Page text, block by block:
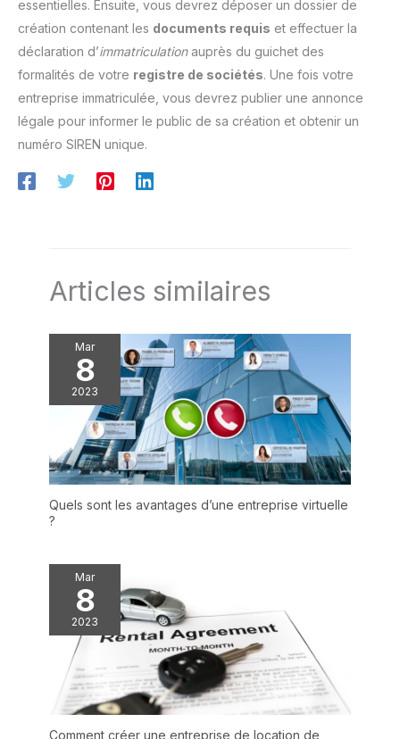
essentielles. Ensuite, vous devrez déposer un dossier de
création contenant les documents requis et effectuer la
déclaration d’immatriculationauprès du guichet des
formalités de votre registre de sociétés. Une fois votre
entreprise immatriculée, vous devrez publier une annonce
légale pour informer le public de sa création et obtenir un
numéro SIREN unique.
Articles similaires
Mar
8
2023
Quels sont les avantages d’une entreprise virtuelle
?
Mar
8
2023
Comment créer une entreprise de location de